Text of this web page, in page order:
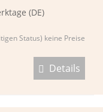
(DE)
Status) keine Preise
Details